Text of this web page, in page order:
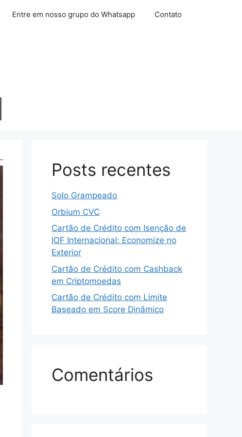
Entre em nosso grupo do Whatsapp Contato
Posts recentes
Solo Grampeado
Orbium CVC
Cartão de Crédito com Isenção de
IOF Internacional: Economize no
Exterior
Cartão de Crédito com Cashback
em Criptomoedas
Cartão de Crédito com Limite
Baseado em Score Dinâmico
Comentários